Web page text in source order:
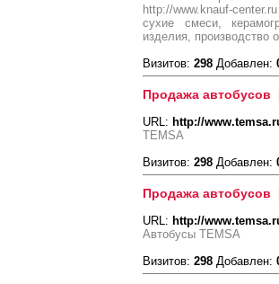
http://www.knauf-
сухие смеси,
изделия, производство
Визитов: 298 Добавлен:
Продажа автобусов
URL: http://
TEMSA
Визитов: 298 Добавлен:
Продажа автобусов
URL: http://
Автобусы TEMSA
Визитов: 298 Добавлен: